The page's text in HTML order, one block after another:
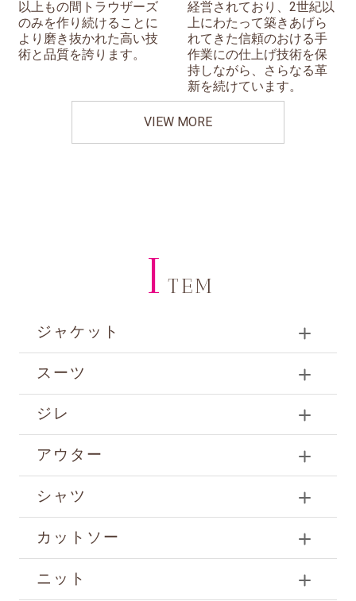
以上もの間トラウザーズ
のみを作り続けることに
より磨き抜かれた高い技
術と品質を誇ります。
経営されており、2世紀以
上にわたって築きあげら
れてきた信頼のおける手
作業にの仕上げ技術を保
持しながら、さらなる革
新を続けています。
VIEW MORE
I TEM
ジャケット
スーツ
ジレ
アウター
シャツ
カットソー
ニット